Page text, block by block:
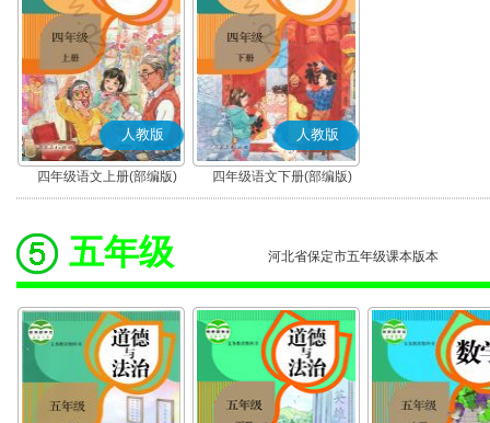
人教版
四年级语文上册(部编版)
人教版
四年级语文下册(部编版)
五年级 河北省保定市五年级课本版本